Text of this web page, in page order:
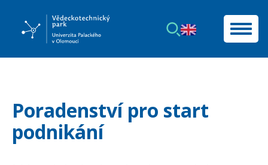
Poradenství pro start
podnikání